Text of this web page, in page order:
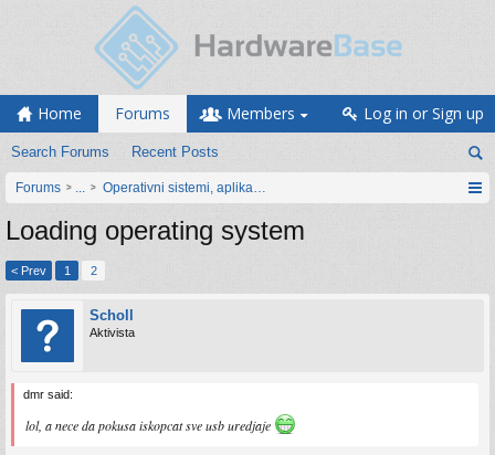
Home Forums
Search Forums Recent Posts
Members Log in or Sign up
Forums ... Operativni sistemi, aplikacije i programiranje
Loading operating system
< Prev 1 2
Scholl
Aktivista
dmr said:
lol, a nece da pokusa iskopcat sve usb uredjaje